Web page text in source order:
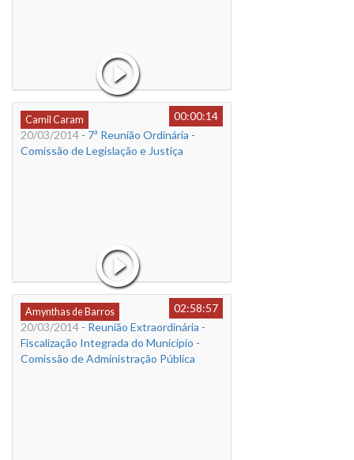
Camil Caram
00:00:14
20/03/2014 - 7ª Reunião Ordinária -
Comissão de Legislação e Justiça
Amynthas de Barros
02:58:57
20/03/2014 - Reunião Extraordinária -
Fiscalização Integrada do Município -
Comissão de Administração Pública